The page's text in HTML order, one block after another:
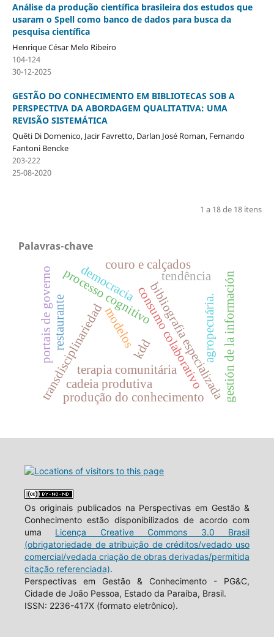
Análise da produção científica brasileira dos estudos que
usaram o Spell como banco de dados para busca da
pesquisa científica
Henrique César Melo Ribeiro
104-124
30-12-2025
GESTÃO DO CONHECIMENTO EM BIBLIOTECAS SOB A
PERSPECTIVA DA ABORDAGEM QUALITATIVA: UMA
REVISÃO SISTEMÁTICA
Quêti Di Domenico, Jacir Favretto, Darlan José Roman, Fernando
Fantoni Bencke
203-222
25-08-2020
1 a 18 de 18 itens
Palavras-chave
processo cognitivoconsumo colaborativo
bibliografia especializada
transdisciplinariedad kdd gestión de la información
produção do conhecimento
terapia comunitária
cadeia produtiva
tendência
portais de governo democraciacouro e calçados
modelos agropecuária.
restaurante
Os originais publicados na Perspectivas em Gestão &
Conhecimento estão disponibilizados de acordo com
uma Licença Creative Commons 3.0 Brasil
(obrigatoriedade de atribuição de créditos/vedado uso
comercial/vedada criação de obras derivadas/permitida
citação referenciada).
Perspectivas em Gestão & Conhecimento - PG&C,
Cidade de João Pessoa, Estado da Paraíba, Brasil.
ISSN: 2236-417X (formato eletrônico).